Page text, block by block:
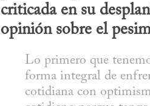
criticada en su
opinión sobre el
Lo primero que
forma integral de
cotidiana con